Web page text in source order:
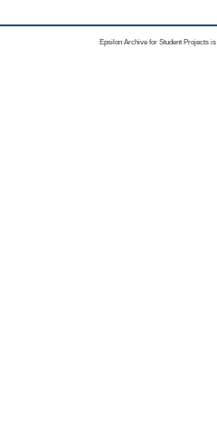
Epsilon Archive for Student Projects is